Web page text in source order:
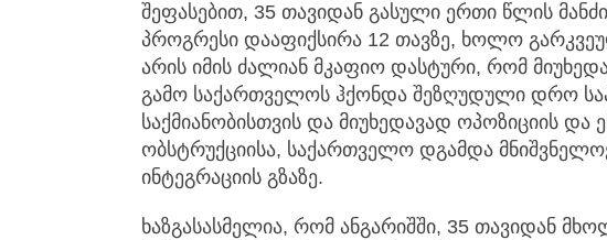
შეფასებით, 35 თავიდან გასული ერთი წლის
პროგრესი დააფიქსირა 12 თავზე, ხოლო
არის იმის ძალიან მკაფიო დასტური, რომ
გამო საქართველოს ჰქონდა შეზღუდული დრო
საქმიანობისთვის და მიუხედავად ოპოზიციის და
ობსტრუქციისა, საქართველო დგამდა
ინტეგრაციის გზაზე.
ხაზგასასმელია, რომ ანგარიშში, 35 თავიდან